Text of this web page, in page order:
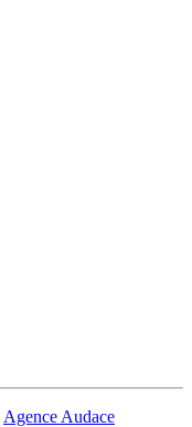
Agence Audace